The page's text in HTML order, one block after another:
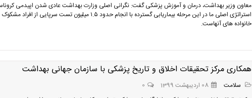
معاون وزیر بهداشت، درمان و آموزش پزشکی گفت: نگرانی اصلی وزارت بهداشت عادی شدن اپیدمی
استراتژی اصلی ما در این مرحله بیماریابی گسترده با انجام حدود ۱.۵ میلیون تست سرپایی از افراد
خانواده های آنهاست.
همکاری مرکز تحقیقات اخلاق و تاریخ پزشکی با سازمان جهانی بهداشت
سلامت 08 اردیبهشت 1399
0